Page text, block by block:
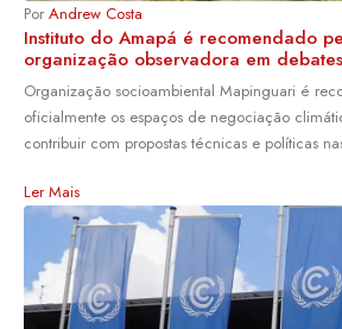
Por Andrew Costa
Instituto do Amapá é recomendado
organização observadora em
Organização socioambiental Mapinguari é
oficialmente os espaços de negociação
contribuir com propostas técnicas e políticas
Ler Mais